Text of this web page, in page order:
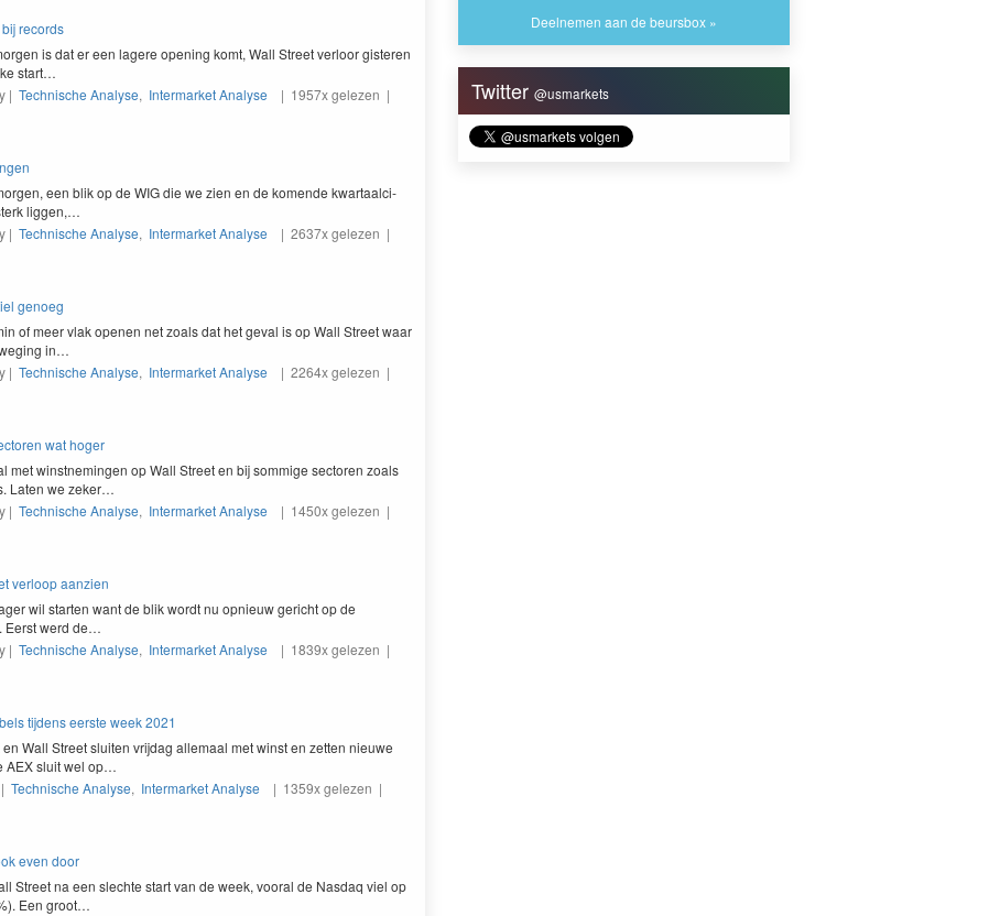
records
is dat er een lagere open­ing komt, Wall Street ver­loor gis­teren
start…
| Technische Analyse, Intermarket Analyse | 1957x gelezen |
een blik op de WIGdie we zien en de komende kwartaal­ci­
liggen,…
| Technische Analyse, Intermarket Analyse | 2637x gelezen |
genoeg
of meer vlak ope­nen net zoals dat het geval is op Wall Street waar
in…
| Technische Analyse, Intermarket Analyse | 2264x gelezen |
wat hoger
met win­st­ne­min­gen op Wall Street en bij som­mige sec­toren zoals
Lat­en we zeker…
| Technische Analyse, Intermarket Analyse | 1450x gelezen |
verloop aanzien
wil starten want de blik wordt nu opnieuw gericht op de
Eerst werd de…
| Technische Analyse, Intermarket Analyse | 1839x gelezen |
tijdens eerste week 2021
en Wall Street sluiten vri­jdag alle­maal met winst en zetten nieuwe
AEXsluit wel op…
Technische Analyse, Intermarket Analyse | 1359x gelezen |
even door
Street na een slechte start van de week, vooral de Nas­daq viel op
Een groot…
Deelnemen aan de beursbox »
Twitter@usmarkets